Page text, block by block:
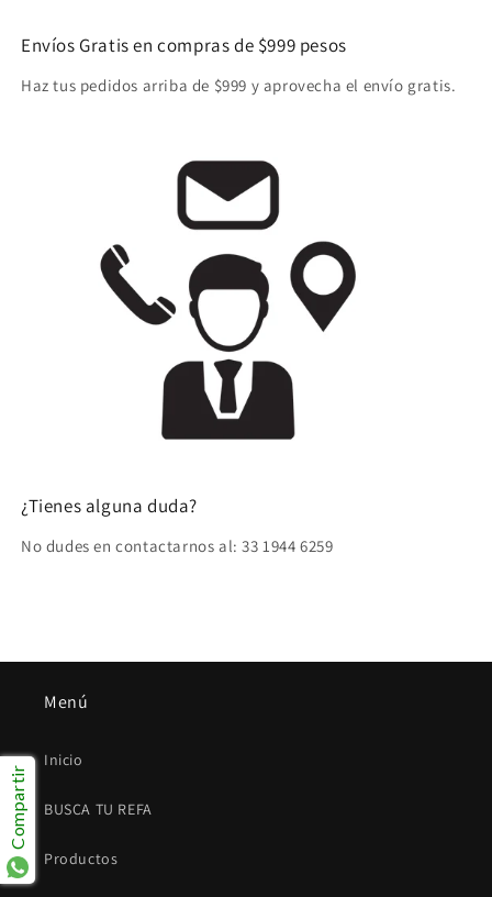
Envíos Gratis en compras de $999 pesos
Haz tus pedidos arriba de $999 y aprovecha el envío gratis.
¿Tienes alguna duda?
No dudes en contactarnos al: 33 1944 6259
Menú
Inicio
BUSCA TU REFA
Productos
Compartir